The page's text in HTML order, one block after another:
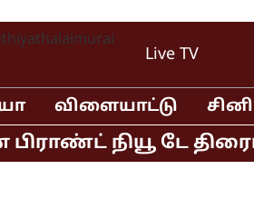
Live TV
விளையாட்டு
நியூ டே